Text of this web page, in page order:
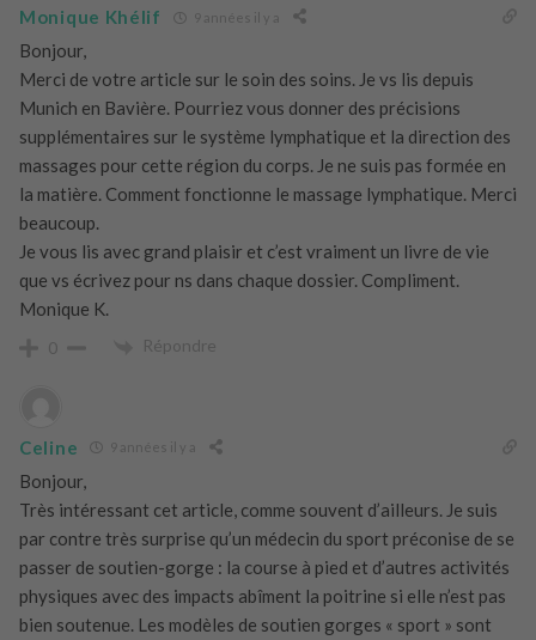
Monique Khélif 9 années il y a
Bonjour,
Merci de votre article sur le soin des soins. Je vs lis depuis
Munich en Bavière. Pourriez vous donner des précisions
supplémentaires sur le système lymphatique et la direction des
massages pour cette région du corps. Je ne suis pas formée en
la matière. Comment fonctionne le massage lymphatique. Merci
beaucoup.
Je vous lis avec grand plaisir et c’est vraiment un livre de vie
que vs écrivez pour ns dans chaque dossier. Compliment.
Monique K.
0 Répondre
Celine 9 années il y a
Bonjour,
Très intéressant cet article, comme souvent d’ailleurs. Je suis
par contre très surprise qu’un médecin du sport préconise de se
passer de soutien-gorge : la course à pied et d’autres activités
physiques avec des impacts abîment la poitrine si elle n’est pas
bien soutenue. Les modèles de soutien gorges « sport » sont